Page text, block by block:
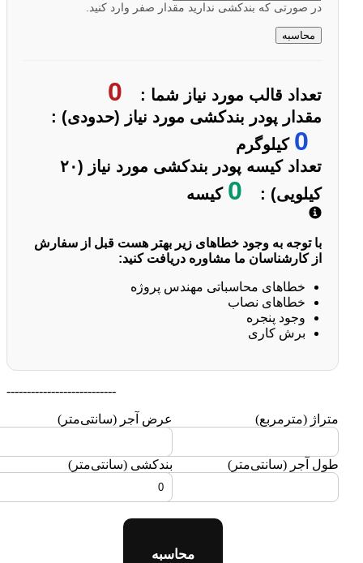
در صورتی که بندکشی ندارید مقدار صفر وارد کنید.
محاسبه
تعداد قالب مورد نیاز شما : 0
مقدار پودر بندکشی مورد نیاز (حدودی) :
0 کیلوگرم
تعداد کیسه پودر بندکشی مورد نیاز (۲۰
کیلویی) :
0 کیسه
با توجه به وجود خطاهای زیر بهتر هست قبل از سفارش
از کارشناسان ما مشاوره دریافت کنید:
خطاهای محاسباتی مهندس پروژه
خطاهای نصاب
وجود پنجره
برش کاری
---------------------------
متراژ (مترمربع) عرض آجر (سانتی‌متر)
طول آجر (سانتی‌متر) بندکشی (سانتی‌متر)
محاسبه